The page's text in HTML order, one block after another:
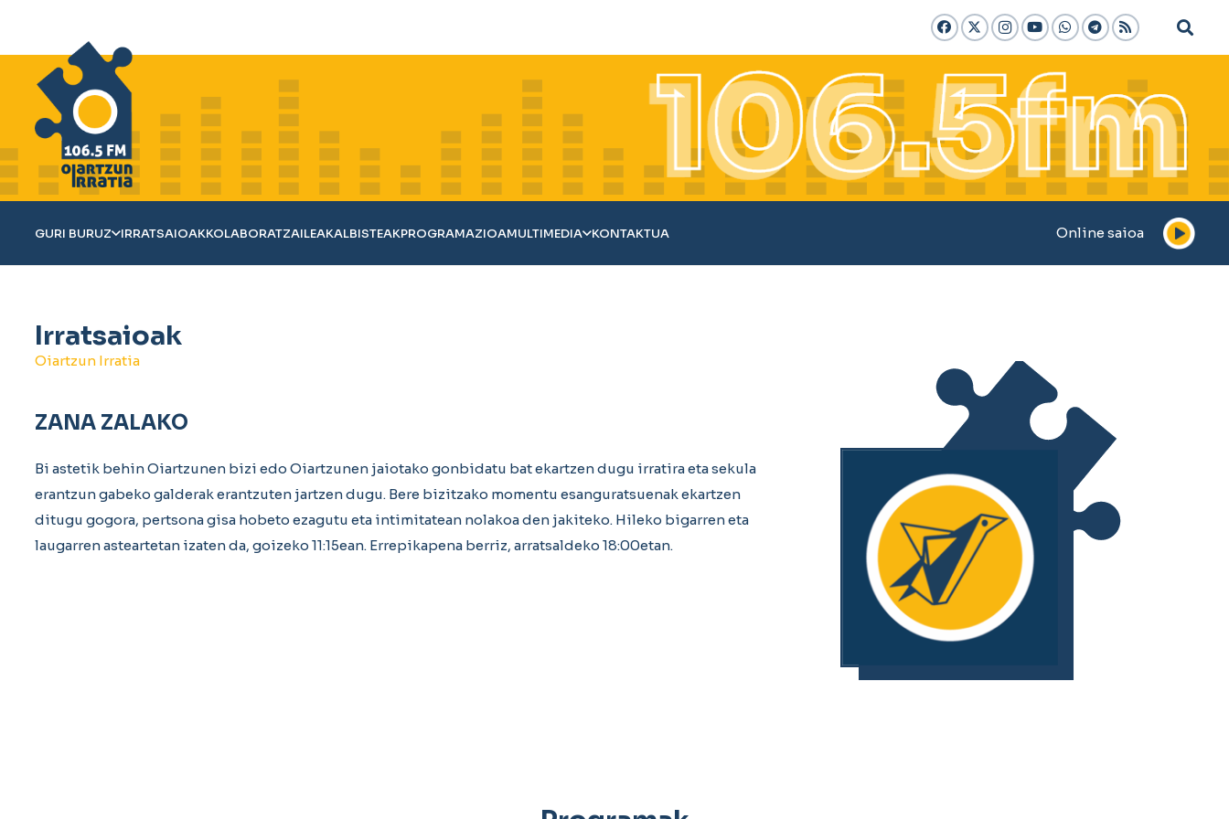
GURI BURUZ IRRATSAIOAKKOLABORATZAILEAKALBISTEAKPROGRAMAZIOAMULTIMEDIA KONTAKTUA Online saioa
Irratsaioak
Oiartzun Irratia
ZANA ZALAKO
Bi astetik behin Oiartzunen bizi edo Oiartzunen jaiotako gonbidatu bat ekartzen dugu irratira eta sekula
erantzun gabeko galderak erantzuten jartzen dugu. Bere bizitzako momentu esanguratsuenak ekartzen
ditugu gogora, pertsona gisa hobeto ezagutu eta intimitatean nolakoa den jakiteko. Hileko bigarren eta
laugarren asteartetan izaten da, goizeko 11:15ean. Errepikapena berriz, arratsaldeko 18:00etan.